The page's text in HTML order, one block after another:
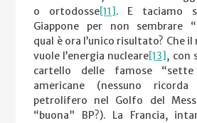
o ortodosse[11]. E taciamo
Giappone per non sembrare
qual è ora l’unico risultato? Che
vuole l’energia nucleare[13], con
cartello delle famose
americane (nessuno
petrolifero nel Golfo del
“buona” BP?). La Francia,